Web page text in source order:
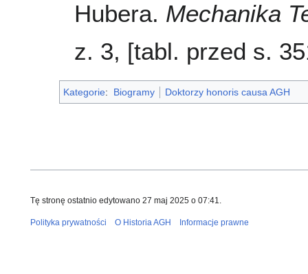
Hubera. Mechanika
z. 3, [tabl. przed s.
Kategorie: Biogramy Doktorzy honoris causa AGH
Tę stronę ostatnio edytowano 27 maj 2025 o 07:41.
Polityka prywatności O Historia AGH Informacje prawne